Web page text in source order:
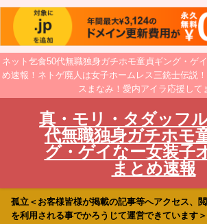
ネット乞食50代無職独身ガチホモ童貞ギング・ゲ
め速報！ネトゲ廃人は女子ホームレス三銃士伝説
スまなみ！愛内アイラ応援して
真・モリ・タダッフ
代無職独身ガチホモ
グ・ゲイなー女装子
まとめ速報
孤立＜お客様皆様が掲載の記事等へアクセス、
を利用される事でかろうじて運営できています